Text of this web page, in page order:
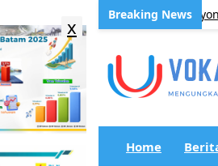
Galang Gotong Royong,
Home
x